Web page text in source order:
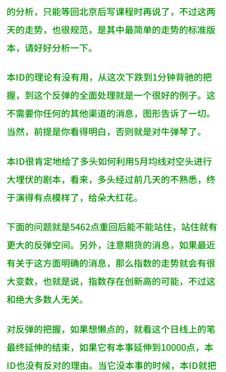
的分析，只能等回北京后写课程时再说了，不过这两
天的走势，也很规范，是其中最简单的走势的标准版
本，请好好分析一下。
本ID的理论有没有用，从这次下跌到1分钟背驰的把
握，到这个反弹的全面处理就是一个很好的例子。这
不需要你任何的其他渠道的消息，图形告诉了一切。
当然，前提是你看得明白，否则就是对牛弹琴了。
本ID很肯定地给了多头如何利用5月均线对空头进行
大埋伏的剧本，看来，多头经过前几天的不熟悉，终
于演得有点模样了，给朵大红花。
下面的问题就是5462点重回后能不能站住，站住就有
更大的反弹空间。另外，注意期货的消息，如果最近
有关于这方面明确的消息，那么指数的走势就会有很
大变数，也就是说，指数存在创新高的可能，不过这
和绝大多数人无关。
对反弹的把握，如果想懒点的，就看这个日线上的笔
最终延伸的结束，如果它有本事延伸到10000点，本
ID也没有反对的理由。当它没本事的时候，本ID就把